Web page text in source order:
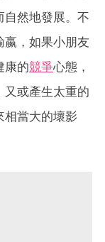
自然地發展。不
嬴，如果小朋友
康的競爭心態，
又或產生太重的
相當大的壞影